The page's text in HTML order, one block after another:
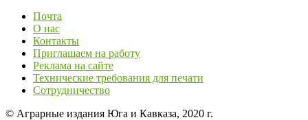
Почта
О нас
Контакты
Приглашаем на работу
Реклама на сайте
Технические требования для печати
Сотрудничество
© Аграрные издания Юга и Кавказа, 2020 г.